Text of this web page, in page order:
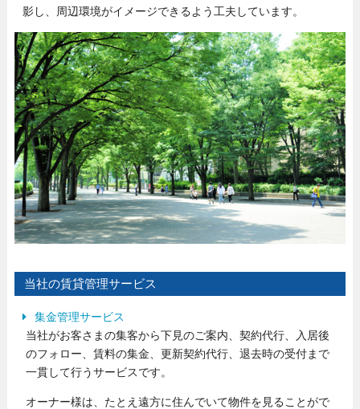
影し、周辺環境がイメージできるよう工夫しています。
当社の賃貸管理サービス
集金管理サービス
当社がお客さまの集客から下見のご案内、契約代行、入居後
のフォロー、賃料の集金、更新契約代行、退去時の受付まで
一貫して行うサービスです。
オーナー様は、たとえ遠方に住んでいて物件を見ることがで